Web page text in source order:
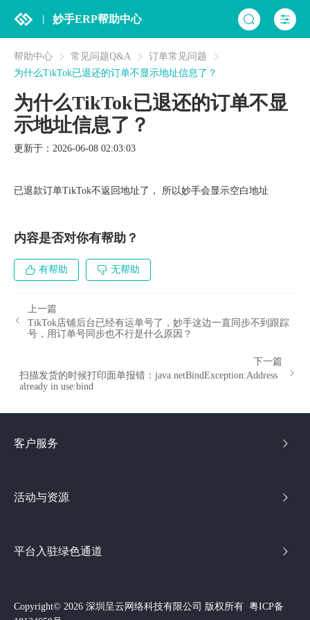
妙手ERP帮助中心
帮助中心 常见问题Q&A
订单常见问题
为什么TikTok已退还的订单不显示地址信息了？
为什么TikTok已退还的订单不显
示地址信息了？
更新于：2026-06-08 02:03:03
已退款订单TikTok不返回地址了， 所以妙手会显示空白地址
内容是否对你有帮助？
有帮助 无帮助
上一篇
TikTok店铺后台已经有运单号了，妙手这边一直同步不到跟踪
号，用订单号同步也不行是什么原因？
下一篇
扫描发货的时候打印面单报错：java.netBindException:Address
already in use:bind
客户服务
活动与资源
平台入驻绿色通道
Copyright© 2026 深圳呈云网络科技有限公司 版权所有 粤ICP备